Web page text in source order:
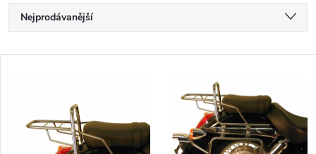
Ř
a
Nejprodávanější